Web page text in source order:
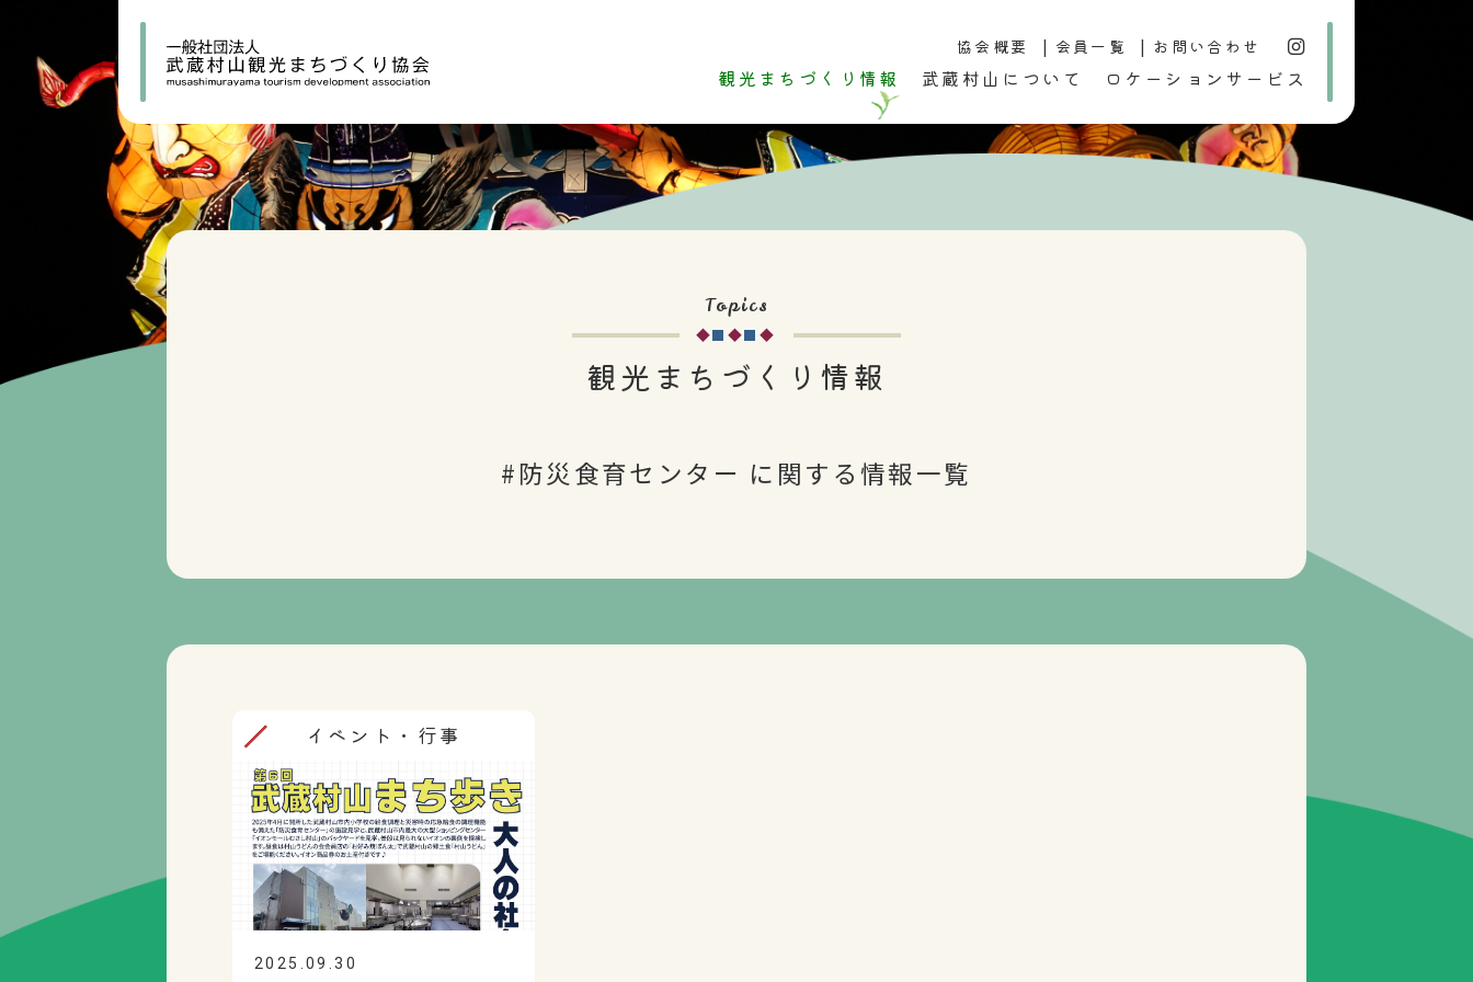
協会概要 会員一覧 お問い合わせ
観光まちづくり情報 武蔵村山について ロケーションサービス
お店 イベント・行事 歴史・文化 おすすめ
Topics
観光まちづくり情報
#防災食育センター に関する情報一覧
イベント・行事
2025.09.30